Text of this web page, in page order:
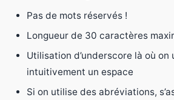
Pas de mots réservés !
Longueur de 30 caractères
Utilisation d’underscore là où on
intuitivement un espace
Si on utilise des abréviations,